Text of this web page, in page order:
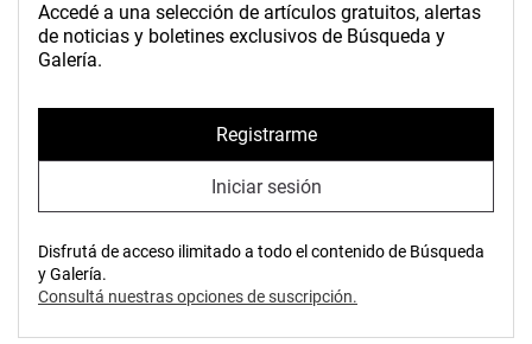
Accedé a una selección de artículos gratuitos, alertas
de noticias y boletines exclusivos de Búsqueda y
Galería.
Registrarme
Iniciar sesión
Disfrutá de acceso ilimitado a todo el contenido de Búsqueda
y Galería.
Consultá nuestras opciones de suscripción.